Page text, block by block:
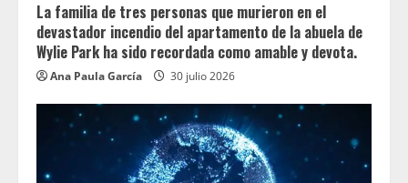
La familia de tres personas que murieron en el
devastador incendio del apartamento de la abuela de
Wylie Park ha sido recordada como amable y devota.
Ana Paula García 30 julio 2026